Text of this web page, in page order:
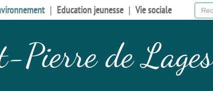
Education jeunesse Vie sociale
Pierre de Lages